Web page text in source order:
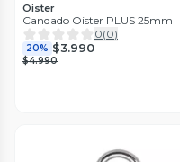
Oister
Candado Oister PLUS 25mm
0(0)
20% $3.990
$4.990